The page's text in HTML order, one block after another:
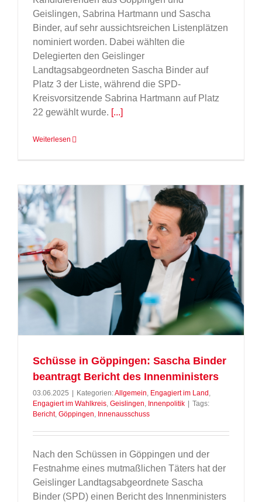
Geislingen, Sabrina Hartmann und Sascha
Binder, auf sehr aussichtsreichen Listenplätzen
nominiert worden. Dabei wählten die
Delegierten den Geislinger
Landtagsabgeordneten Sascha Binder auf
Platz 3 der Liste, während die SPD-
Kreisvorsitzende Sabrina Hartmann auf Platz
22 gewählt wurde. [...]
Weiterlesen
Schüsse in Göppingen: Sascha Binder
beantragt Bericht des Innenministers
03.06.2025 | Kategorien:Allgemein Engagiert im Land
Engagiert im Wahlkreis Geislingen Innenpolitik | Tags:
Bericht, Göppingen Innenausschuss
Nach den Schüssen in Göppingen und der
Festnahme eines mutmaßlichen Täters hat der
Geislinger Landtagsabgeordnete Sascha
Binder (SPD) einen Bericht des Innenministers